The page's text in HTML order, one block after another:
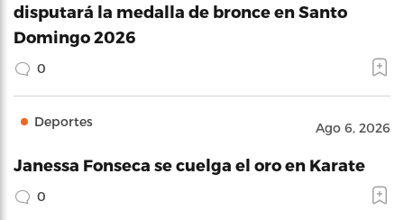
disputará la medalla de bronce en Santo
Domingo 2026
0
Deportes Ago 6, 2026
Janessa Fonseca se cuelga el oro en Karate
0